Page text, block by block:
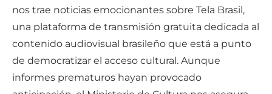
nos trae noticias emocionantes sobre Tela Brasil,
una plataforma de transmisión gratuita dedicada al
contenido audiovisual brasileño que está a punto
de democratizar el acceso cultural. Aunque
informes prematuros hayan provocado